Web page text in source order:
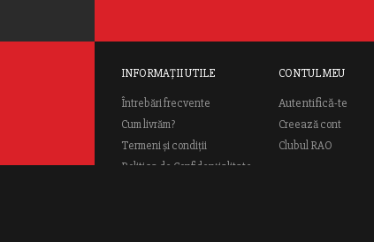
INFORMAȚII UTILE
Întrebări frecvente
Cum livrăm?
Termeni și condiții
Politica de Confidențialitate
CONTUL MEU
Autentifică-te
Creează cont
Clubul RAO